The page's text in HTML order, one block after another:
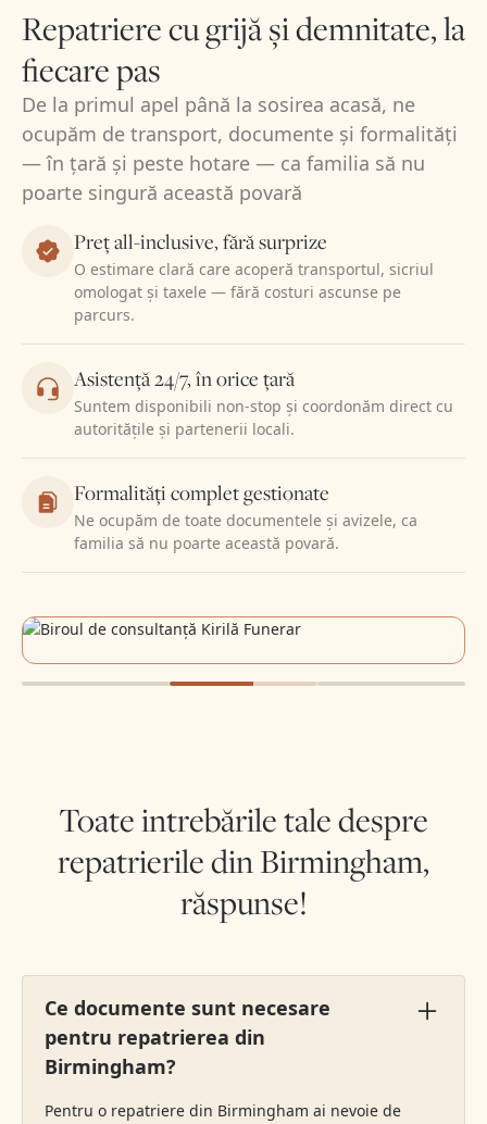
Repatriere cu grijă și demnitate, la
fiecare pas
De la primul apel până la sosirea acasă, ne
ocupăm de transport, documente și formalități
— în țară și peste hotare — ca familia să nu
poarte singură această povară
Preț all-inclusive, fără surprize
O estimare clară care acoperă transportul, sicriul
omologat și taxele — fără costuri ascunse pe
parcurs.
Asistență 24/7, în orice țară
Suntem disponibili non-stop și coordonăm direct cu
autoritățile și partenerii locali.
Formalități complet gestionate
Ne ocupăm de toate documentele și avizele, ca
familia să nu poarte această povară.
Toate intrebările tale despre
repatrierile din Birmingham,
răspunse!
Ce documente sunt necesare
pentru repatrierea din
Birmingham?
Pentru o repatriere din Birmingham ai nevoie de